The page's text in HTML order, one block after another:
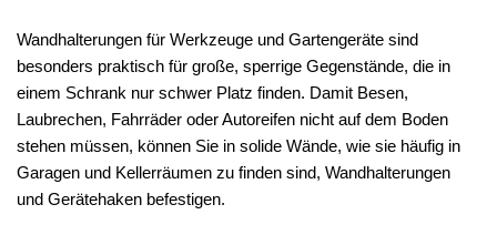
Wandhalterungen für Werkzeuge und Gartengeräte sind
besonders praktisch für große, sperrige Gegenstände, die in
einem Schrank nur schwer Platz finden. Damit Besen,
Laubrechen, Fahrräder oder Autoreifen nicht auf dem Boden
stehen müssen, können Sie in solide Wände, wie sie häufig in
Garagen und Kellerräumen zu finden sind, Wandhalterungen
und Gerätehaken befestigen.